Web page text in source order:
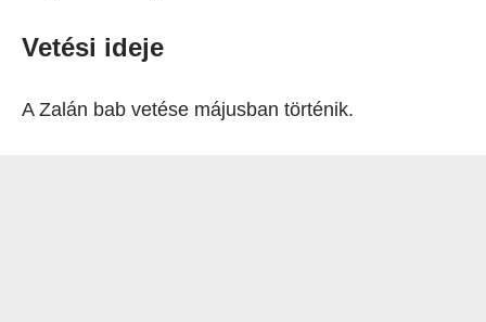
Vetési ideje
A Zalán bab vetése májusban történik.